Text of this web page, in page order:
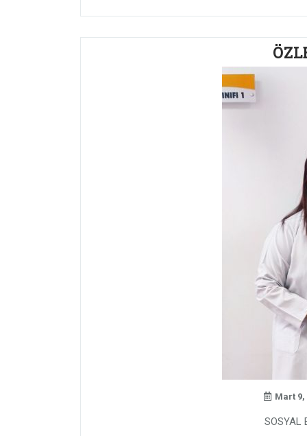
Mart 9,
SOSYAL